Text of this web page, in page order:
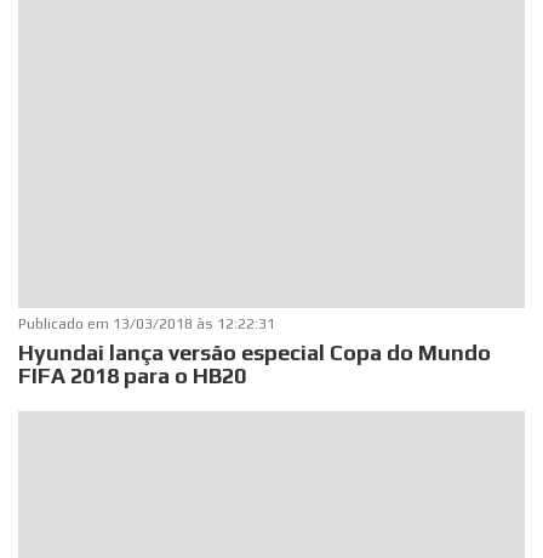
Publicado em 13/03/2018 às 12:22:31
Hyundai lança versão especial Copa do Mundo
FIFA 2018 para o HB20